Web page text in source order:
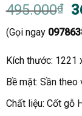
495.000₫
(Gọi ngay
Kích thước: 1221
Bề mặt: Sần theo
Chất liệu: Cốt gỗ